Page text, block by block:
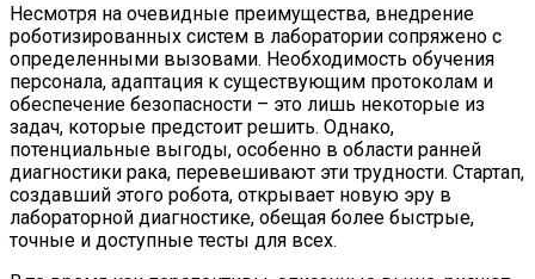
Несмотря на очевидные преимущества, внедрение
роботизированных систем в лаборатории сопряжено с
определенными вызовами. Необходимость обучения
персонала, адаптация к существующим протоколам и
обеспечение безопасности – это лишь некоторые из
задач, которые предстоит решить. Однако,
потенциальные выгоды, особенно в области ранней
диагностики рака, перевешивают эти трудности. Стартап,
создавший этого робота, открывает новую эру в
лабораторной диагностике, обещая более быстрые,
точные и доступные тесты для всех.